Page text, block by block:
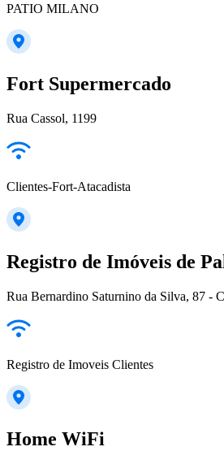
PATIO MILANO
Fort Supermercado
Rua Cassol, 1199
Clientes-Fort-Atacadista
Registro de Imóveis de
Rua Bernardino Saturnino da Silva, 87 -
Registro de Imoveis Clientes
Home WiFi